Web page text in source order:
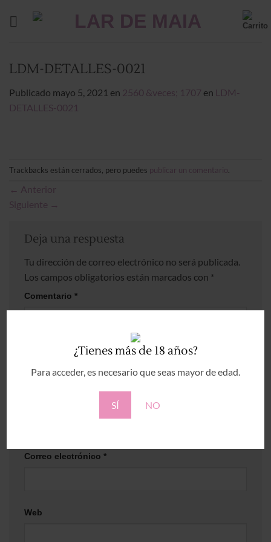
¿Tienes más de 18 años?
Para acceder, es necesario que seas mayor de edad.
SÍ NO
LDM-DETALLES-0021
Publicado mayo 5, 2021 en 2560 &veces; 1707 en LDM-
DETALLES-0021
Trackbacks están cerrados, pero puedes publicar un comentario.
← Anterior
Siguiente →
Deja una respuesta
Tu dirección de correo electrónico no será publicada.
Los campos obligatorios están marcados con *
Comentario *
Correo electrónico *
Web